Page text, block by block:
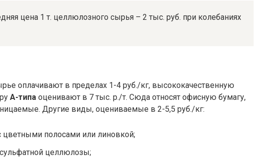
цена 1 т. целлюлозного сырья – 2 тыс. руб. при колебаниях
оплачивают в пределах 1-4 руб./кг, высококачественную
А-типа оценивают в 7 тыс. р./т. Сюда относят офисную бумагу,
Другие виды, оцениваемые в 2-5,5 руб./кг:
цветными полосами или линовкой;
целлюлозы;